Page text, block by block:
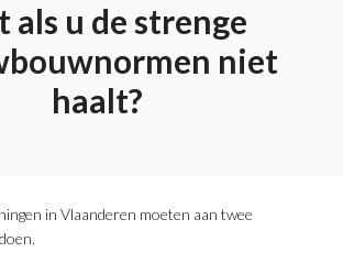
als u de strenge
niet
haalt?
in Vlaanderen moeten aan twee